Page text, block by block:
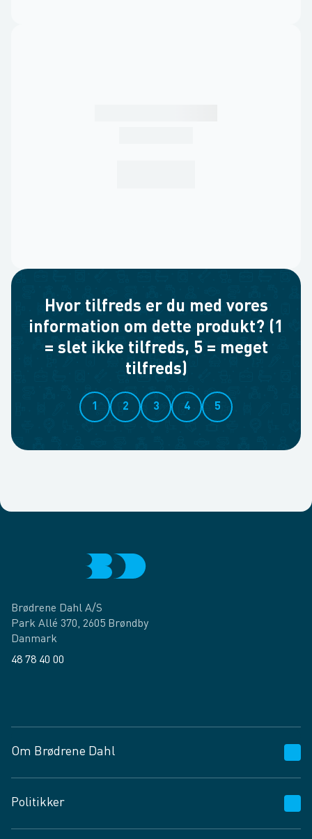
Hvor tilfreds er du med vores
information om dette produkt? (1
= slet ikke tilfreds, 5 = meget
tilfreds)
1 2 3 4 5
Brødrene Dahl A/S
Park Allé 370, 2605 Brøndby
Danmark
48 78 40 00
Om Brødrene Dahl
Vagttelefon 30 10 89 89
Spørgsmål og svar
Politikker